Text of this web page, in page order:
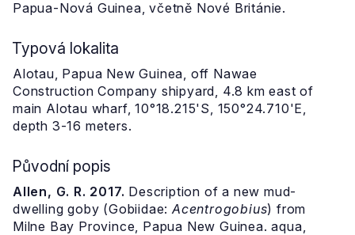
Papua-Nová Guinea, včetně Nové Británie.
Typová lokalita
Alotau, Papua New Guinea, off Nawae
Construction Company shipyard, 4.8 km east of
main Alotau wharf, 10°18.215'S, 150°24.710'E,
depth 3-16 meters.
Původní popis
Allen, G. R. 2017. Description of a new mud-
dwelling goby (Gobiidae:Acentrogobius) from
Milne Bay Province, Papua New Guinea. aqua,